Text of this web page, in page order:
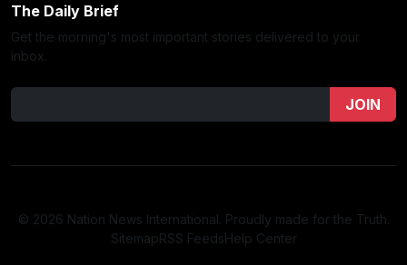
The Daily Brief
Get the morning's most important stories delivered to your
inbox.
JOIN
© 2026 Nation News International. Proudly made for the Truth.
SitemapRSS FeedsHelp Center